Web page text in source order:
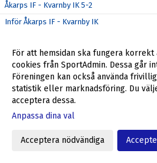
Åkarps IF - Kvarnby IK 5-2
Inför Åkarps IF - Kvarnby IK
Inför Kvarnby IK - KSF Kosova IF
Kvarnby IK - BK Höllviken 1-4
Inför Kvarnby IK - BK Höllviken
Limhamns FF - Kvarnby IK 5-0
Inför Limhamns FF - Kvarnby IK
Kvarnby IK - FC Trelleborg 2-9
För att hemsidan ska fungera korrekt
cookies från SportAdmin. Dessa går
Föreningen kan också använda
statistik eller marknadsföring. Du
acceptera dessa.
Anpassa dina val
Acceptera nödvändiga